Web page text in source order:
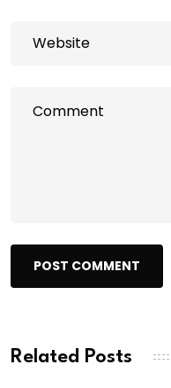
POST COMMENT
Related Posts